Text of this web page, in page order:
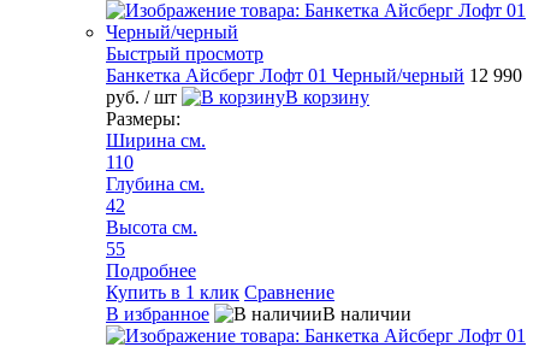
Быстрый просмотр
Банкетка Айсберг Лофт 01 Черный/черный 12 990
руб. / шт
В корзину
Размеры:
Ширина см.
110
Глубина см.
42
Высота см.
55
Подробнее
Купить в 1 клик Сравнение
В избранное
В наличии